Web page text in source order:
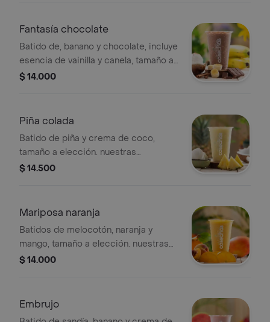
modificaciones en los ingredientes.
Fantasía chocolate
Batido de, banano y chocolate, incluye
esencia de vainilla y canela, tamaño a
elección. nuestras preparaciones se
realizar modificaciones en los
$ 14.000
Piña colada
Batido de piña y crema de coco,
tamaño a elección. nuestras
preparaciones se encuentran
ingredientes.
$ 14.500
Mariposa naranja
Batidos de melocotón, naranja y
mango, tamaño a elección. nuestras
preparaciones se encuentran
ingredientes.
$ 14.000
Embrujo